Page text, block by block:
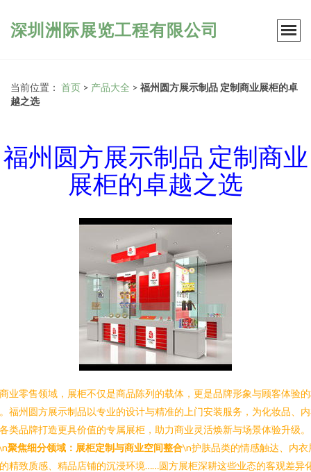
深圳洲际展览工程有限公司
当前位置： 首页 > 产品大全 > 福州圆方展示制品 定制商业展柜的卓
越之选
福州圆方展示制品 定制商业
展柜的卓越之选
业零售领域，展柜不仅是商品陈列的载体，更是品牌形象与顾客体验
福州圆方展示制品以专业的设计与精准的上门安装服务，为化妆品、
类品牌打造更具价值的专属展柜，助力商业灵活焕新与场景体验升级。
聚焦细分领域：展柜定制与商业空间整合\n护肤品类的情感触达、内衣
精致质感、精品店铺的沉浸环境……圆方展柜深耕这些业态的客观差异